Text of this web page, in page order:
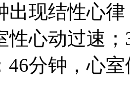
出现结性心
性心动过速
46分钟，心